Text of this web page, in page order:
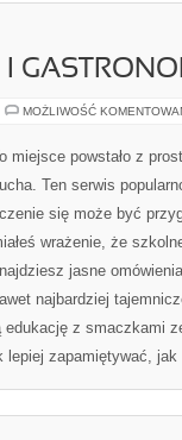
MOŻLIWOŚĆ
miejsce powstało z
Ten serwis
się może być
wrażenie, że
jasne
najbardziej
z smaczkami
lepiej zapamiętywać,